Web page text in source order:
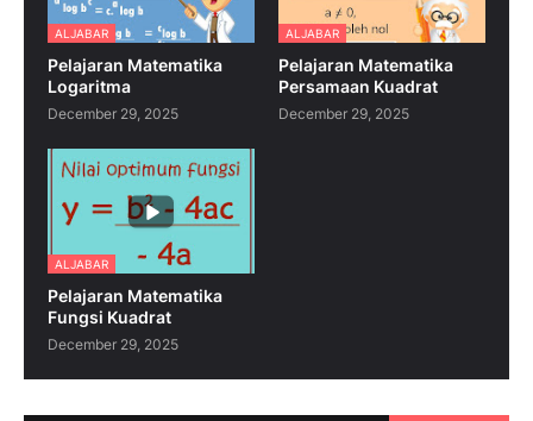
ALJABAR
Pelajaran Matematika
Logaritma
December 29, 2025
ALJABAR
Pelajaran Matematika
Persamaan Kuadrat
December 29, 2025
ALJABAR
Pelajaran Matematika
Fungsi Kuadrat
December 29, 2025